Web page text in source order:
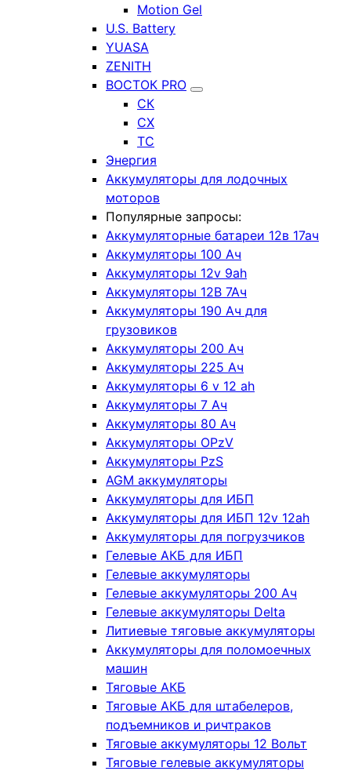
Motion Gel
U.S. Battery
YUASA
ZENITH
ВОСТОК PRO
СК
СХ
ТС
Энергия
Аккумуляторы для лодочных
моторов
Популярные запросы:
Аккумуляторные батареи 12в 17ач
Аккумуляторы 100 Ач
Аккумуляторы 12v 9ah
Аккумуляторы 12В 7Ач
Аккумуляторы 190 Ач для
грузовиков
Аккумуляторы 200 Ач
Аккумуляторы 225 Ач
Аккумуляторы 6 v 12 ah
Аккумуляторы 7 Ач
Аккумуляторы 80 Ач
Аккумуляторы OPzV
Аккумуляторы PzS
AGM аккумуляторы
Аккумуляторы для ИБП
Аккумуляторы для ИБП 12v 12ah
Аккумуляторы для погрузчиков
Гелевые АКБ для ИБП
Гелевые аккумуляторы
Гелевые аккумуляторы 200 Ач
Гелевые аккумуляторы Delta
Литиевые тяговые аккумуляторы
Аккумуляторы для поломоечных
машин
Тяговые АКБ
Тяговые АКБ для штабелеров,
подъемников и ричтраков
Тяговые аккумуляторы 12 Вольт
Тяговые гелевые аккумуляторы